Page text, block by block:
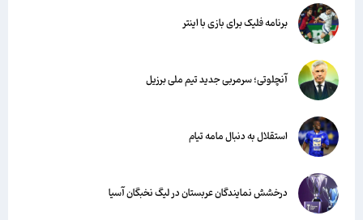
برنامه فلیک برای بازی با اینتر
آنچلوتی؛ سرمربی جدید تیم ملی برزیل
استقلال به دنبال مامه تیام
درخشش نمایندگان عربستان در لیگ نخبگان آسیا